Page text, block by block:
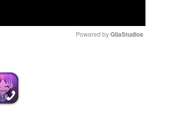
Powered by GliaStudios